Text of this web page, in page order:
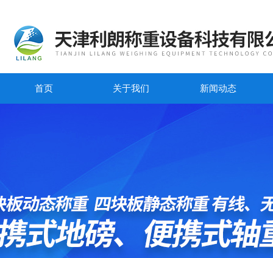
首页 关于我们 新闻动态